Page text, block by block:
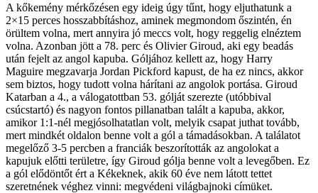
A kőkemény mérkőzésen egy ideig úgy tűnt, hogy eljuthatunk a
2×15 perces hosszabbításhoz, aminek megmondom őszintén, én
örültem volna, mert annyira jó meccs volt, hogy reggelig elnéztem
volna. Azonban jött a 78. perc és Olivier Giroud, aki egy beadás
után fejelt az angol kapuba. Góljához kellett az, hogy Harry
Maguire megzavarja Jordan Pickford kapust, de ha ez nincs, akkor
sem biztos, hogy tudott volna hárítani az angolok portása. Giroud
Katarban a 4., a válogatottban 53. gólját szerezte (utóbbival
csúcstartó) és nagyon fontos pillanatban talált a kapuba, akkor,
amikor 1:1-nél megjósolhatatlan volt, melyik csapat juthat tovább,
mert mindkét oldalon benne volt a gól a támadásokban. A találatot
megelőző 3-5 percben a franciák beszorították az angolokat a
kapujuk előtti területre, így Giroud gólja benne volt a levegőben. Ez
a gól elődöntőt ért a Kékeknek, akik 60 éve nem látott tettet
szeretnének véghez vinni: megvédeni világbajnoki címüket.